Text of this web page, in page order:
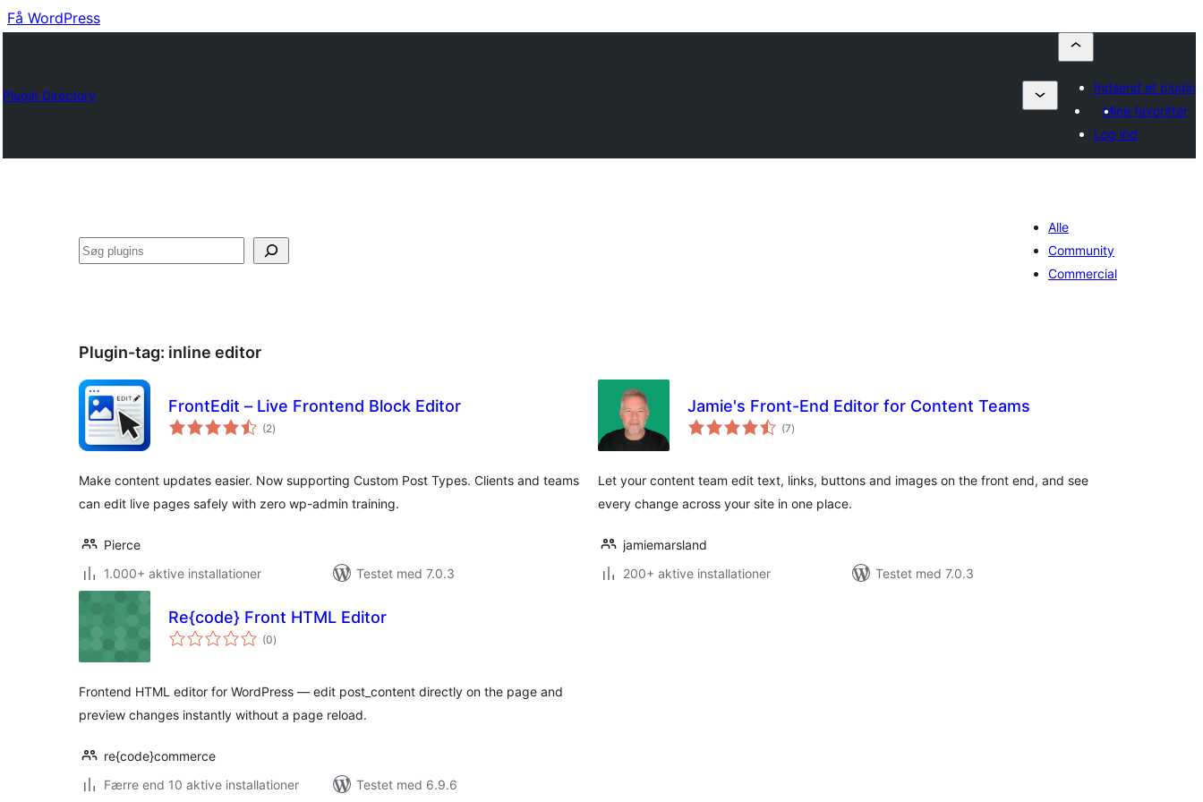
Få WordPress
Plugin Directory
Indsend et plugin
Mine favoritter
Log ind
Søg
Alle
Community
Commercial
Plugin-tag: inline editor
FrontEdit – Live Frontend Block Editor
(2totale
bedømmelser
)
Make content updates easier. Now supporting Custom Post Types. Clients and teams
can edit live pages safely with zero wp-admin training.
Pierce
1.000+ aktive installationer
Testet med 7.0.3
Jamie's Front-End Editor for Content Teams
(7totale
bedømmelser
)
Let your content team edit text, links, buttons and images on the front end, and see
every change across your site in one place.
jamiemarsland
200+ aktive installationer
Testet med 7.0.3
Re{code} Front HTML Editor
(0totale
bedømmelser
)
Frontend HTML editor for WordPress — edit post_content directly on the page and
preview changes instantly without a page reload.
re{code}commerce
Færre end 10 aktive installationer
Testet med 6.9.6